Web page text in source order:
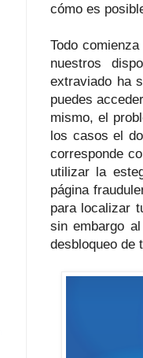
cómo es
Todo
nuestros
extraviado ha
puedes
mismo, el
los casos el
corresponde
utilizar la
página
para localizar
sin embargo
desbloqueo de